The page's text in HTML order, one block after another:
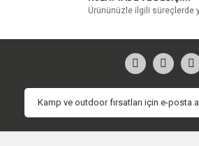
Ürününüzle ilgili süreçlerde